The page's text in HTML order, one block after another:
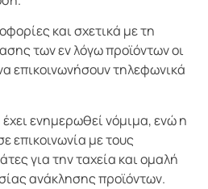
και σχετικά με τη
των εν λόγω προϊόντων οι
επικοινωνήσουν τηλεφωνικά
ενημερωθεί νόμιμα, ενώ η
επικοινωνία με τους
για την ταχεία και ομαλή
ανάκλησης προϊόντων.